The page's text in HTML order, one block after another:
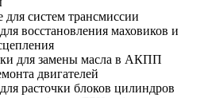
для систем трансмиссии
восстановления маховиков и
для замены масла в АКПП
двигателей
расточки блоков цилиндров